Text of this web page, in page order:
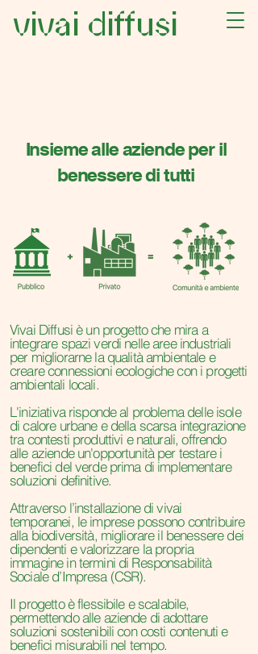
vivai diffusi
Insieme alle aziende per il
benessere di tutti
Vivai Diffusi è un progetto che mira a
integrare spazi verdi nelle aree industriali
per migliorarne la qualità ambientale e
creare connessioni ecologiche con i progetti
ambientali locali.
L'iniziativa risponde al problema delle isole
di calore urbane e della scarsa integrazione
tra contesti produttivi e naturali, offrendo
alle aziende un'opportunità per testare i
benefici del verde prima di implementare
soluzioni definitive.
Attraverso l’installazione di vivai
temporanei, le imprese possono contribuire
alla biodiversità, migliorare il benessere dei
dipendenti e valorizzare la propria
immagine in termini di Responsabilità
Sociale d’Impresa (CSR).
Il progetto è flessibile e scalabile,
permettendo alle aziende di adottare
soluzioni sostenibili con costi contenuti e
benefici misurabili nel tempo.